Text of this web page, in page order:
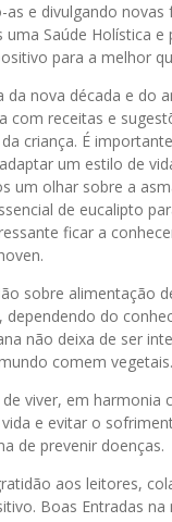
as e divulgando
uma Saúde Holística
para a melhor
da nova década e do
com receitas e
criança. É
um estilo de
um olhar sobre a
de eucalipto
ficar a
sobre alimentação
dependendo do
não deixa de ser
comem vegetais.
viver, em harmonia
e evitar o
de prevenir doenças.
aos leitores,
Boas Entradas na